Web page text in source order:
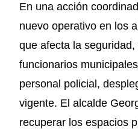
En una acción
nuevo operativo en los
que afecta la
funcionarios
personal policial,
vigente. El alcalde
recuperar los espacios